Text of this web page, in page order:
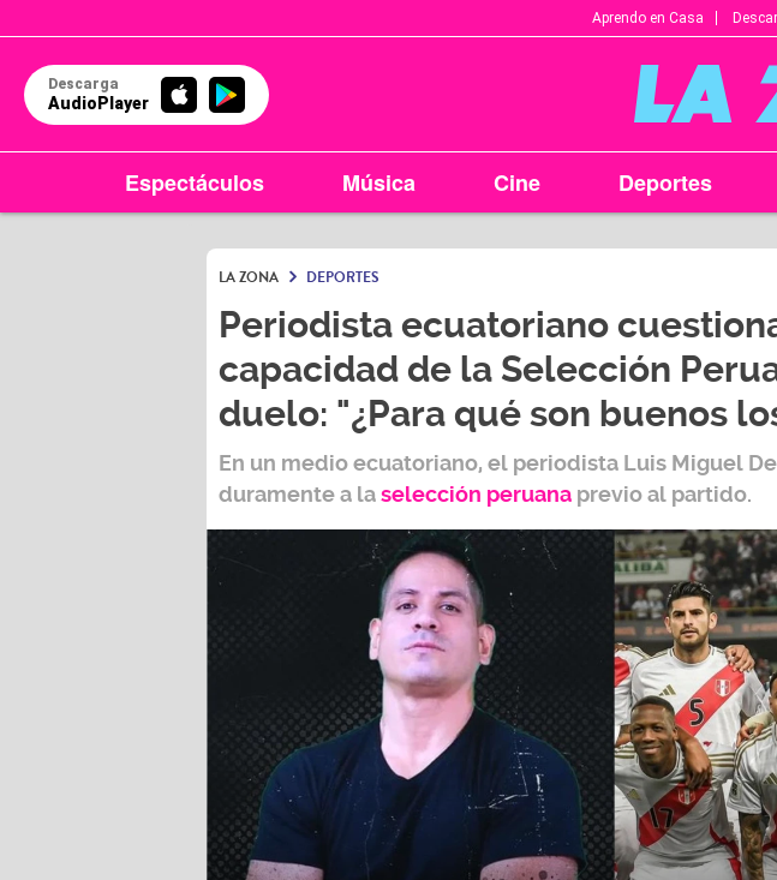
Aprendo en Casa
Descarga
AudioPlayer
Espectáculos Música Cine Deportes
LA ZONA DEPORTES
Periodista ecuatoriano
capacidad de la Selección
duelo: "¿Para qué son buenos
En un medio ecuatoriano, el periodista Luis Miguel
duramente a laselección peruana previo al partido.
LA